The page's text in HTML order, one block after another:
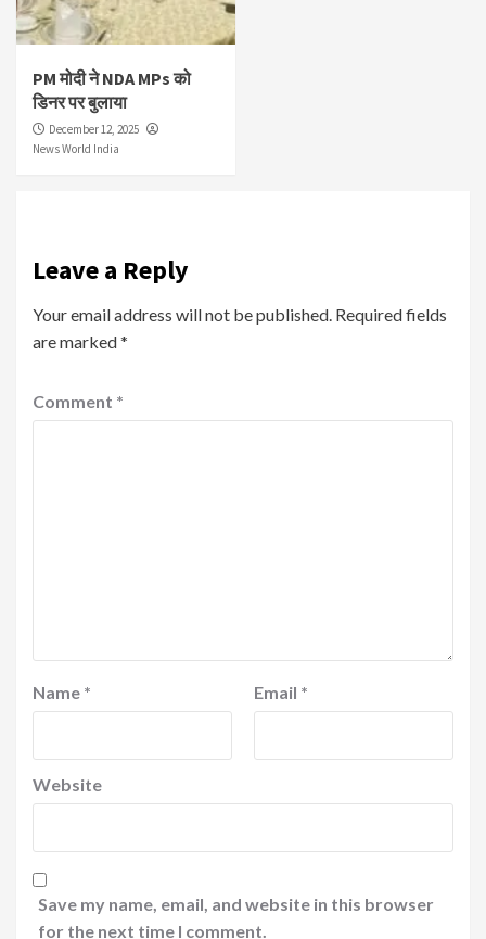
PM मोदी ने NDA MPs को
डिनर पर बुलाया
December 12, 2025
News World India
Leave a Reply
Your email address will not be published. Required fields
are marked*
Comment *
Name * Email *
Website
Save my name, email, and website in this browser
for the next time I comment.